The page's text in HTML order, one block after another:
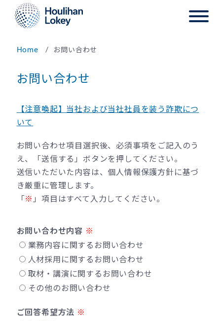
Home お問い合わせ
お問い合わせ
【注意喚起】当社および当社社員を装う詐欺につ
いて
お問い合わせ項目選択後、必須事項をご記入のう
え、「送信する」ボタンを押してください。
送信いただいた内容は、個人情報保護方針に基づ
き厳重に管理します。
「※ 」項目はすべて入力してください。
お問い合わせ内容
業務内容に関するお問い合わせ
人材採用に関するお問い合わせ
取材・講演に関するお問い合わせ
その他のお問い合わせ
ご回答希望方法